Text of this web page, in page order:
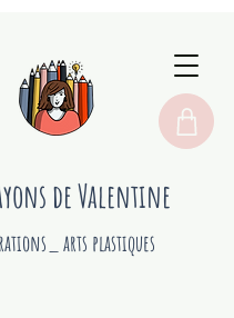
arts plastiques
de Valentine